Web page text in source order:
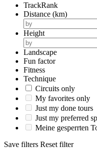
TrackRank
Distance (km)
Height
Landscape
Fun factor
Fitness
Technique
Circuits only
My favorites only
Just my done tours
Just my preferred
Meine gesperrten
Save filters Reset filter